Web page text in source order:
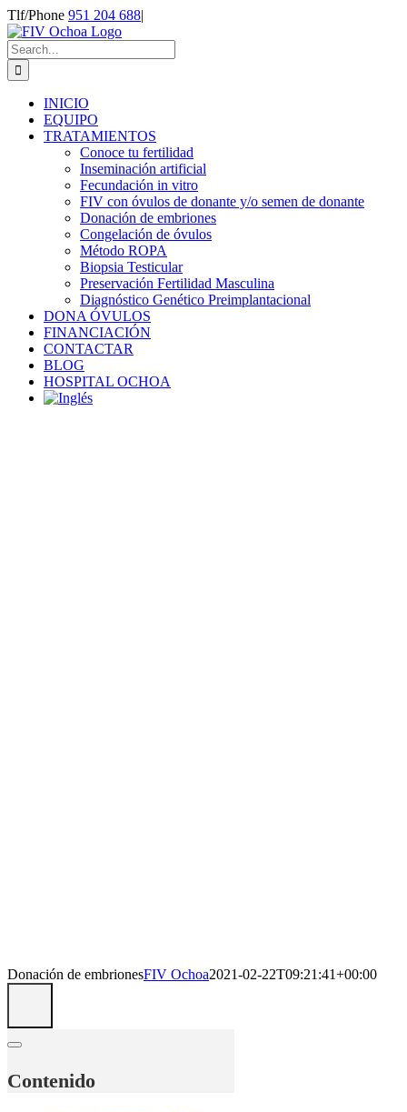
Skip
to
content
Tlf/Phone 951 204 688|
Search
for:
INICIO
EQUIPO
TRATAMIENTOS
Conoce tu fertilidad
Inseminación artificial
Fecundación in vitro
FIV con óvulos de donante y/o semen de donante
Donación de embriones
Congelación de óvulos
Método ROPA
Biopsia Testicular
Preservación Fertilidad Masculina
Diagnóstico Genético Preimplantacional
DONA ÓVULOS
FINANCIACIÓN
CONTACTAR
BLOG
HOSPITAL OCHOA
Donación de embrionesFIV Ochoa2021-02-22T09:21:41+00:00
Contenido